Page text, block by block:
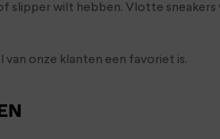
slipper wilt hebben. Vlotte
onze klanten een favoriet is.